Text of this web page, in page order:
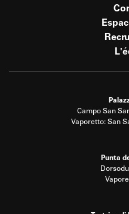
Campo San
Vaporetto: San
Punta